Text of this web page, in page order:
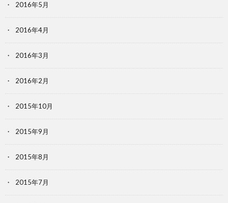
2016年5月
2016年4月
2016年3月
2016年2月
2015年10月
2015年9月
2015年8月
2015年7月